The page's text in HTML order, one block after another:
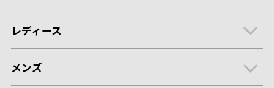
レディース
メンズ